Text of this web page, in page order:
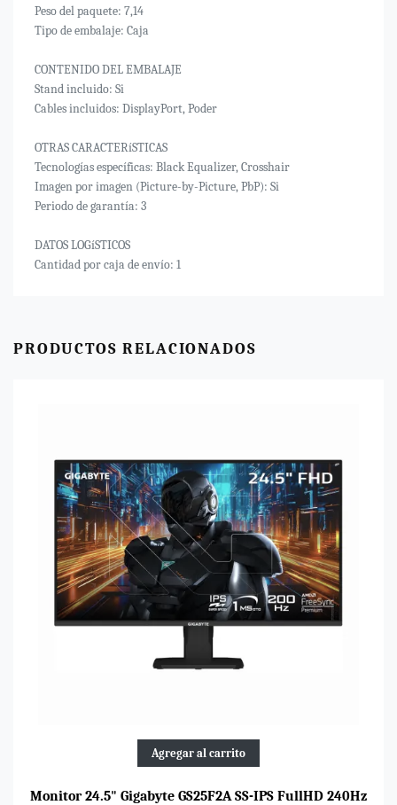
Peso del paquete: 7,14
Tipo de embalaje: Caja
CONTENIDO DEL EMBALAJE
Stand incluido: Si
Cables incluidos: DisplayPort, Poder
OTRAS CARACTERíSTICAS
Tecnologías específicas: Black Equalizer, Crosshair
Imagen por imagen (Picture-by-Picture, PbP): Si
Periodo de garantía: 3
DATOS LOGíSTICOS
Cantidad por caja de envío: 1
PRODUCTOS RELACIONADOS
Agregar al carrito
Monitor 24.5" Gigabyte GS25F2A SS-IPS FullHD 240Hz